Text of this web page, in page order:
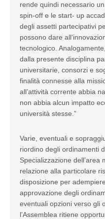
rende quindi necessario
spin-off e le start- up
degli assetti partecipativi
possono dare
tecnologico.
dalla presente disciplina
universitarie, consorzi e
finalità connesse alla
all’attività corrente abbia
non abbia alcun impatto
università stesse.”
Varie, eventuali e
riordino degli ordinamenti
Specializzazione dell’area
relazione alla particolare
disposizione per
approvazione degli
eventuali opzioni verso gli
l’Assemblea ritiene